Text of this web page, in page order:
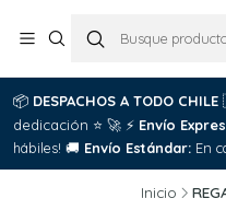
📦 DESPACHOS A TODO CHILE
dedicación ⭐ 🚀 ⚡ Envío
hábiles! 🚚 Envío Estándar: En
Inicio